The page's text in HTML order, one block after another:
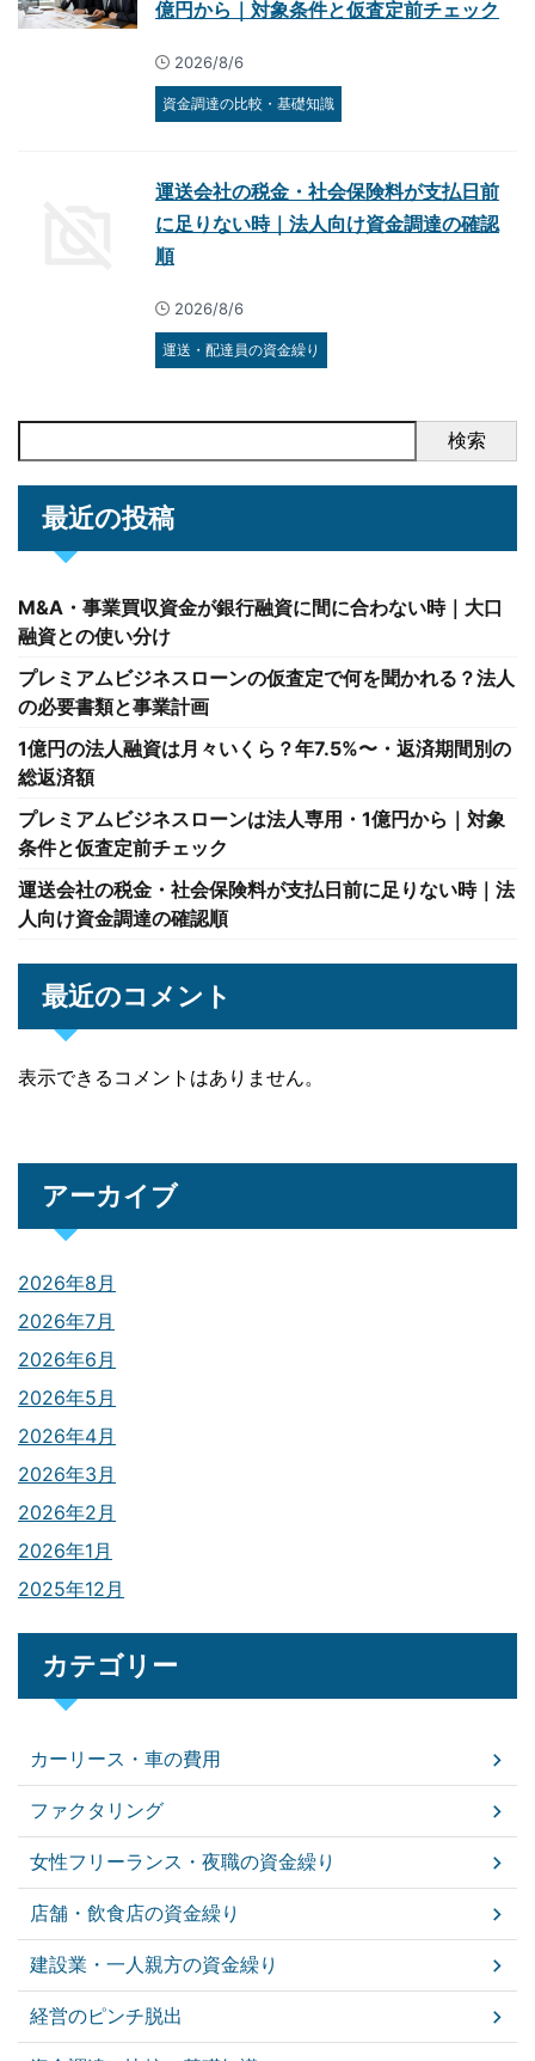
億円から｜対象条件と仮査定前チェック
2026/8/6
資金調達の比較・基礎知識
運送会社の税金・社会保険料が支払日前
に足りない時｜法人向け資金調達の確認
順
2026/8/6
運送・配達員の資金繰り
検索
最近の投稿
M&A・事業買収資金が銀行融資に間に合わない時｜大口
融資との使い分け
プレミアムビジネスローンの仮査定で何を聞かれる？法人
の必要書類と事業計画
1億円の法人融資は月々いくら？年7.5%〜・返済期間別の
総返済額
プレミアムビジネスローンは法人専用・1億円から｜対象
条件と仮査定前チェック
運送会社の税金・社会保険料が支払日前に足りない時｜法
人向け資金調達の確認順
最近のコメント
表示できるコメントはありません。
アーカイブ
2026年8月
2026年7月
2026年6月
2026年5月
2026年4月
2026年3月
2026年2月
2026年1月
2025年12月
カテゴリー
カーリース・車の費用
ファクタリング
女性フリーランス・夜職の資金繰り
店舗・飲食店の資金繰り
建設業・一人親方の資金繰り
経営のピンチ脱出